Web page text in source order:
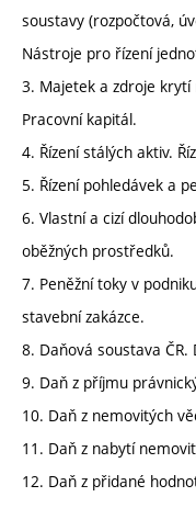
soustavy (rozpočtová,
Nástroje pro řízení
3. Majetek a zdroje
Pracovní kapitál.
4. Řízení stálých aktiv.
5. Řízení pohledávek a
6. Vlastní a cizí
oběžných prostředků.
7. Peněžní toky v
stavební zakázce.
8. Daňová soustava
9. Daň z příjmu
10. Daň z nemovitých
11. Daň z nabytí
12. Daň z přidané